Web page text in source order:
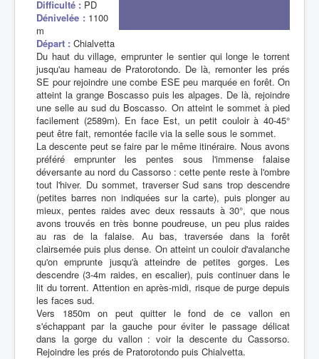
Difficulté : PD
Dénivelée : 1100
m
Départ : Chialvetta
Du haut du village, emprunter le sentier qui longe le torrent
jusqu'au hameau de Pratorotondo. De là, remonter les prés
SE pour rejoindre une combe ESE peu marquée en forêt. On
atteint la grange Boscasso puis les alpages. De là, rejoindre
une selle au sud du Boscasso. On atteint le sommet à pied
facilement (2589m). En face Est, un petit couloir à 40-45°
peut être fait, remontée facile via la selle sous le sommet.
La descente peut se faire par le même itinéraire. Nous avons
préféré emprunter les pentes sous l'immense falaise
déversante au nord du Cassorso : cette pente reste à l'ombre
tout l'hiver. Du sommet, traverser Sud sans trop descendre
(petites barres non indiquées sur la carte), puis plonger au
mieux, pentes raides avec deux ressauts à 30°, que nous
avons trouvés en très bonne poudreuse, un peu plus raides
au ras de la falaise. Au bas, traversée dans la forêt
clairsemée puis plus dense. On atteint un couloir d'avalanche
qu'on emprunte jusqu'à atteindre de petites gorges. Les
descendre (3-4m raides, en escalier), puis continuer dans le
lit du torrent. Attention en après-midi, risque de purge depuis
les faces sud.
Vers 1850m on peut quitter le fond de ce vallon en
s'échappant par la gauche pour éviter le passage délicat
dans la gorge du vallon : voir la descente du Cassorso.
Rejoindre les prés de Pratorotondo puis Chialvetta.